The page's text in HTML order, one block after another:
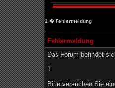
1 � Fehlermeldung
Fehlermeldung
Das Forum befindet
1
Bitte versuchen Sie